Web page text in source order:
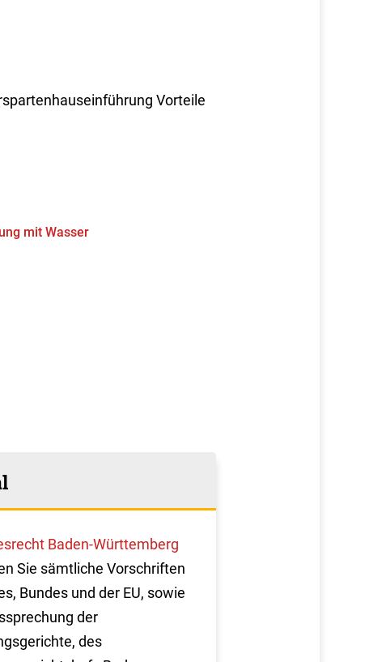
Vorteile
mit Wasser
Baden-Württemberg
Sie sämtliche Vorschriften
Bundes und der EU, sowie
der
des